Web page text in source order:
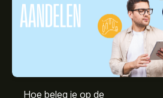
Hoe beleg je op de